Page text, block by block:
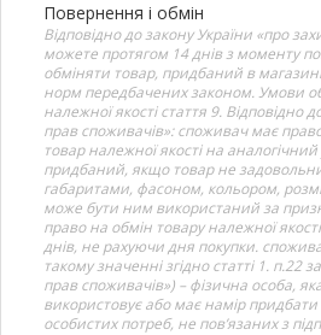
Повернення і обмін
Відповідно до закону України «про
можете протягом 14 днів з моменту
обміняти товар, придбаний в
норм передбачених законом. Умови
належної якості стаття 9. Відповідно
прав споживачів»: споживач має
товар належної якості на
придбаний, якщо товар не
габаритами, фасоном, кольором,
може бути ним використаний за
право на обмін товару належної
днів, не рахуючи дня покупки.
такому значенні згідно статті 1. п.22
прав споживачів») – фізична особа,
використовує або має намір
особистих потреб, не пов’язаних з